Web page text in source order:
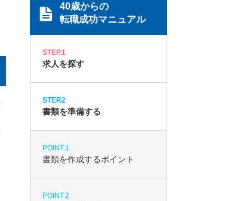
40歳からの
転職成功マニュアル
STEP.1
求人を探す
STEP.2
書類を準備する
POINT.1
書類を作成するポイント
POINT.2